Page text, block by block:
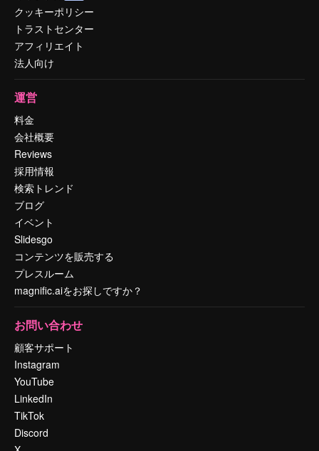
クッキーポリシー
トラストセンター
アフィリエイト
法人向け
運営
料金
会社概要
Reviews
採用情報
検索トレンド
ブログ
イベント
Slidesgo
コンテンツを販売する
プレスルーム
magnific.aiをお探しですか？
お問い合わせ
顧客サポート
Instagram
YouTube
LinkedIn
TikTok
Discord